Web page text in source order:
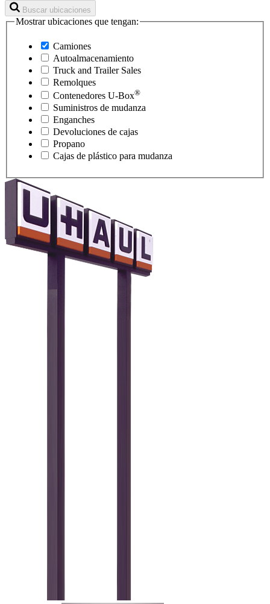
Buscar ubicaciones
Mostrar ubicaciones que tengan:
Camiones
Autoalmacenamiento
Truck and Trailer Sales
Remolques
Contenedores U-Box®
Suministros de mudanza
Enganches
Devoluciones de cajas
Propano
Cajas de plástico para mudanza